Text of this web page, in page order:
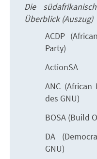
Die
Überblick (Auszug)
ACDP
Party)
ActionSA
ANC (African
des GNU)
BOSA (Build
DA
GNU)